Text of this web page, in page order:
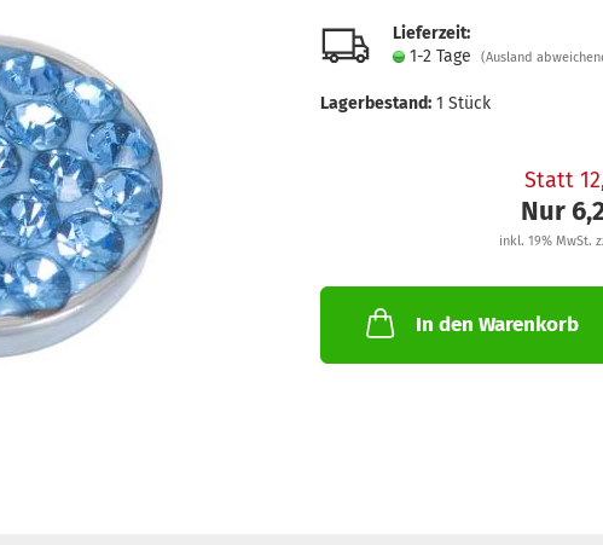
Lieferzeit:
1-2 Tage
(Ausland
Lagerbestand: 1 Stück
Statt
Nur
inkl. 19% MwSt.
In den Warenkorb